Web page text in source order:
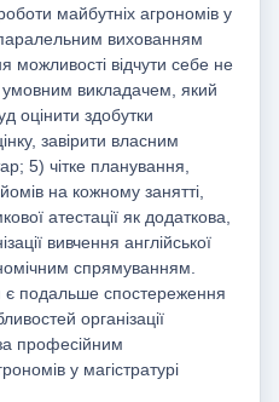
майбутніх агрономів у
вихованням
можливості відчути себе не
викладачем, який
оцінити здобутки
завірити власним
5) чітке планування,
на кожному занятті,
атестації як додаткова,
вивчення англійської
спрямуванням.
є подальше спостереження
організації
професійним
у магістратурі